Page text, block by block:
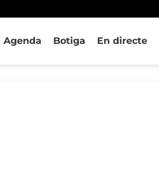
Agenda Botiga En directe